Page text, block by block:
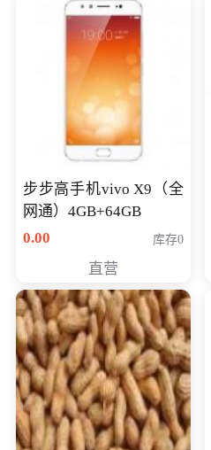
步步高手机vivo X9（全
网通）4GB+64GB
0.00
库存0
直营